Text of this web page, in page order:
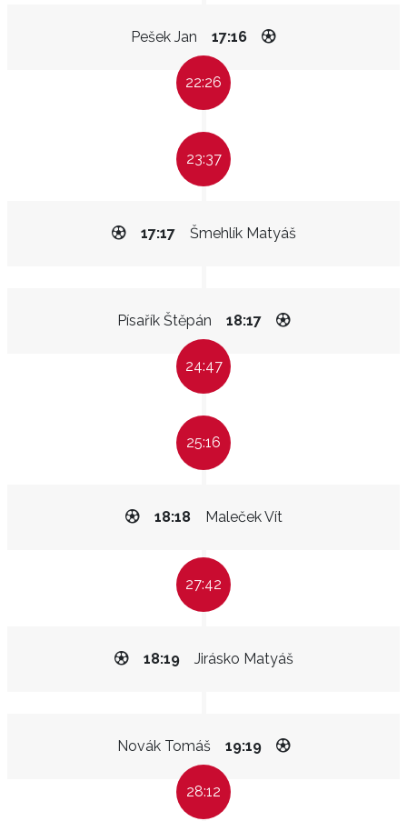
Pešek Jan 17:16
22:26
23:37
Šmehlík Matyáš
17:17
Písařík Štěpán 18:17
24:47
25:16
Maleček Vít
18:18
27:42
Jirásko Matyáš
18:19
Novák Tomáš 19:19
28:12